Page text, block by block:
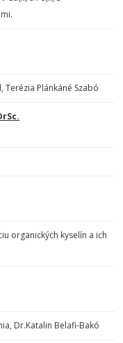
Terézia Plánkáné Szabó
organických kyselín a ich
Dr.Katalin Belafi-Bakó